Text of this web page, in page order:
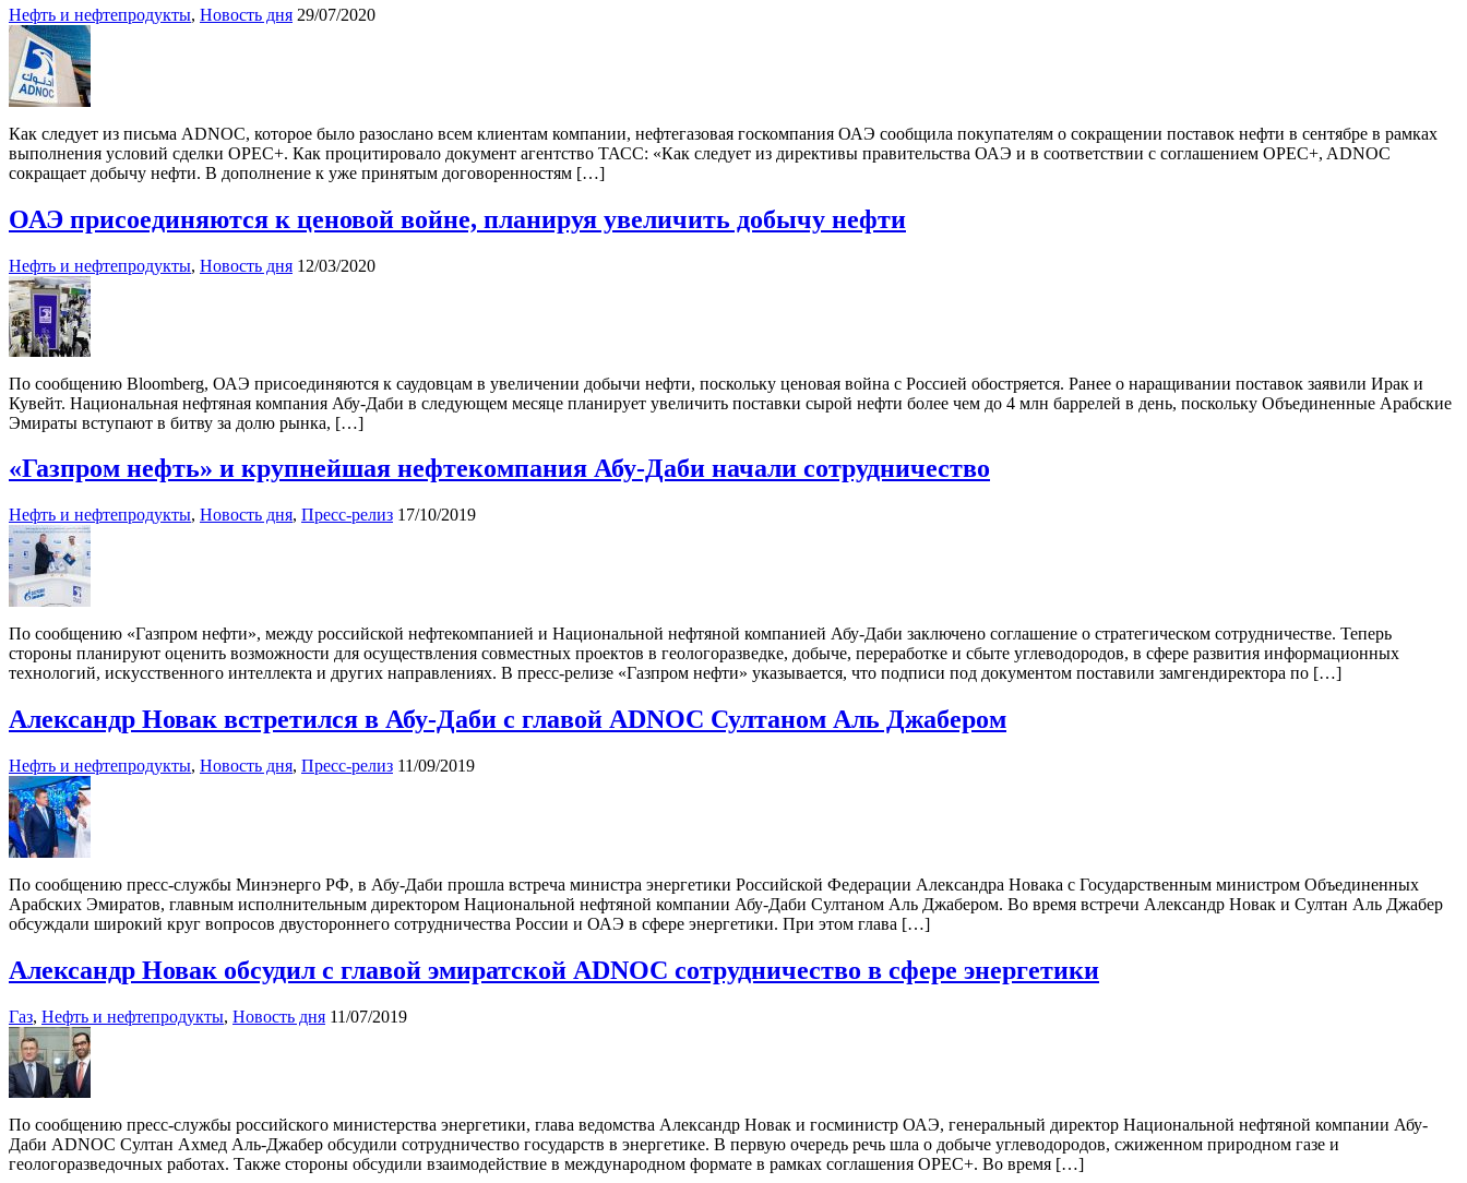
Нефть и нефтепродукты, Новость дня 29/07/2020
Как следует из письма ADNOC, которое было разослано всем клиентам компании, нефтегазовая госкомпания ОАЭ сообщила покупателям о сокращении поставок нефти в сентябре в рамках
выполнения условий сделки OPEC+. Как процитировало документ агентство ТАСС: «Как следует из директивы правительства ОАЭ и в соответствии с соглашением OPEC+, ADNOC
сокращает добычу нефти. В дополнение к уже принятым договоренностям […]
ОАЭ присоединяются к ценовой войне, планируя увеличить добычу нефти
Нефть и нефтепродукты, Новость дня 12/03/2020
По сообщению Bloomberg, ОАЭ присоединяются к саудовцам в увеличении добычи нефти, поскольку ценовая война с Россией обостряется. Ранее о наращивании поставок заявили Ирак и
Кувейт. Национальная нефтяная компания Абу-Даби в следующем месяце планирует увеличить поставки сырой нефти более чем до 4 млн баррелей в день, поскольку Объединенные Арабские
Эмираты вступают в битву за долю рынка, […]
«Газпром нефть» и крупнейшая нефтекомпания Абу-Даби начали сотрудничество
Нефть и нефтепродукты, Новость дня, Пресс-релиз 17/10/2019
По сообщению «Газпром нефти», между российской нефтекомпанией и Национальной нефтяной компанией Абу-Даби заключено соглашение о стратегическом сотрудничестве. Теперь
стороны планируют оценить возможности для осуществления совместных проектов в геологоразведке, добыче, переработке и сбыте углеводородов, в сфере развития информационных
технологий, искусственного интеллекта и других направлениях. В пресс-релизе «Газпром нефти» указывается, что подписи под документом поставили замгендиректора по […]
Александр Новак встретился в Абу-Даби с главой ADNOC Султаном Аль Джабером
Нефть и нефтепродукты, Новость дня, Пресс-релиз 11/09/2019
По сообщению пресс-службы Минэнерго РФ, в Абу-Даби прошла встреча министра энергетики Российской Федерации Александра Новака с Государственным министром Объединенных
Арабских Эмиратов, главным исполнительным директором Национальной нефтяной компании Абу-Даби Султаном Аль Джабером. Во время встречи Александр Новак и Султан Аль Джабер
обсуждали широкий круг вопросов двустороннего сотрудничества России и ОАЭ в сфере энергетики. При этом глава […]
Александр Новак обсудил с главой эмиратской ADNOC сотрудничество в сфере энергетики
Газ, Нефть и нефтепродукты, Новость дня 11/07/2019
По сообщению пресс-службы российского министерства энергетики, глава ведомства Александр Новак и госминистр ОАЭ, генеральный директор Национальной нефтяной компании Абу-
Даби ADNOC Султан Ахмед Аль-Джабер обсудили сотрудничество государств в энергетике. В первую очередь речь шла о добыче углеводородов, сжиженном природном газе и
геологоразведочных работах. Также стороны обсудили взаимодействие в международном формате в рамках соглашения OPEC+. Во время […]